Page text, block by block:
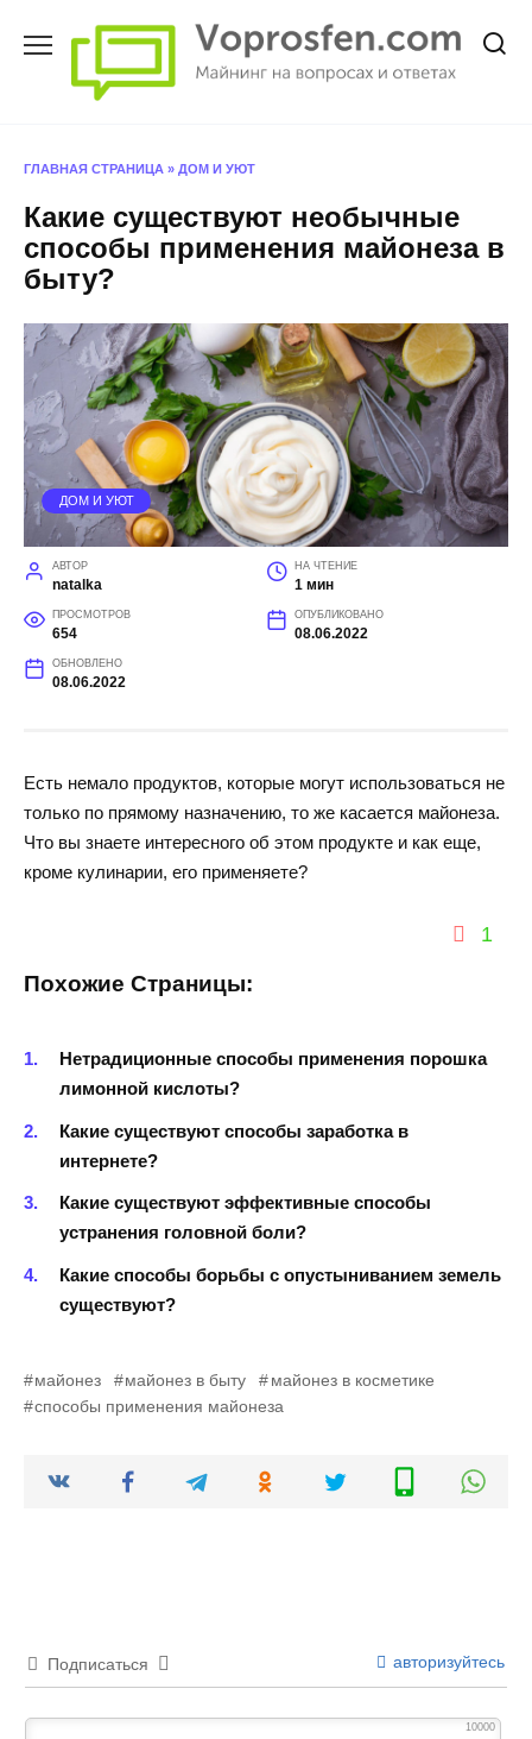
ГЛАВНАЯ СТРАНИЦА » ДОМ И УЮТ
Какие существуют необычные
способы применения майонеза в
быту?
ДОМ И УЮТ
АВТОР
natalka
НА ЧТЕНИЕ
1 мин
ПРОСМОТРОВ
654
ОПУБЛИКОВАНО
08.06.2022
ОБНОВЛЕНО
08.06.2022
Есть немало продуктов, которые могут использоваться не
только по прямому назначению, то же касается майонеза.
Что вы знаете интересного об этом продукте и как еще,
кроме кулинарии, его применяете?
1
Похожие Страницы:
Нетрадиционные способы применения порошка
лимонной кислоты?
Какие существуют способы заработка в
интернете?
Какие существуют эффективные способы
устранения головной боли?
Какие способы борьбы с опустыниванием земель
существуют?
майонез майонез в быту
майонез в косметике
способы применения майонеза
Подписаться авторизуйтесь
10000